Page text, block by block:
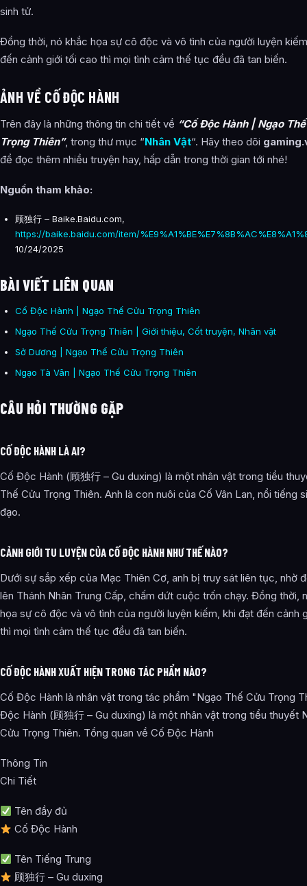
sinh tử.
Đồng thời, nó khắc họa sự cô độc và vô tình của người luyện
đến cảnh giới tối cao thì mọi tình cảm thế tục đều đã tan biến.
ẢNH VỀ CỐ ĐỘC HÀNH
Trên đây là những thông tin chi tiết về “Cố Độc Hành | Ngạo
Trọng Thiên”, trong thư mục “Nhân Vật“. Hãy theo dõi
để đọc thêm nhiều truyện hay, hấp dẫn trong thời gian tới nhé!
Nguồn tham khảo:
顾独行 – Baike.Baidu.com,
https://baike.baidu.com/item/
10/24/2025
BÀI VIẾT LIÊN QUAN
Cố Độc Hành | Ngạo Thế Cửu Trọng Thiên
Ngạo Thế Cửu Trọng Thiên | Giới thiệu, Cốt truyện, Nhân vật
Sở Dương | Ngạo Thế Cửu Trọng Thiên
Ngạo Tà Vân | Ngạo Thế Cửu Trọng Thiên
CÂU HỎI THƯỜNG GẶP
CỐ ĐỘC HÀNH LÀ AI?
Cố Độc Hành (顾独行 – Gu duxing) là một nhân vật trong tiểu
Thế Cửu Trọng Thiên. Anh là con nuôi của Cố Vân Lan, nổi tiếng
đạo.
CẢNH GIỚI TU LUYỆN CỦA CỐ ĐỘC HÀNH NHƯ THẾ NÀO?
Dưới sự sắp xếp của Mạc Thiên Cơ, anh bị truy sát liên tục, nhờ
lên Thánh Nhân Trung Cấp, chấm dứt cuộc trốn chạy. Đồng thời,
họa sự cô độc và vô tình của người luyện kiếm, khi đạt đến cảnh
thì mọi tình cảm thế tục đều đã tan biến.
CỐ ĐỘC HÀNH XUẤT HIỆN TRONG TÁC PHẨM NÀO?
Cố Độc Hành là nhân vật trong tác phẩm "Ngạo Thế Cửu Trọng
Độc Hành (顾独行 – Gu duxing) là một nhân vật trong tiểu thuyết
Cửu Trọng Thiên. Tổng quan về Cố Độc Hành
Thông Tin
Chi Tiết
Tên đầy đủ
Cố Độc Hành
Tên Tiếng Trung
顾独行 – Gu duxing